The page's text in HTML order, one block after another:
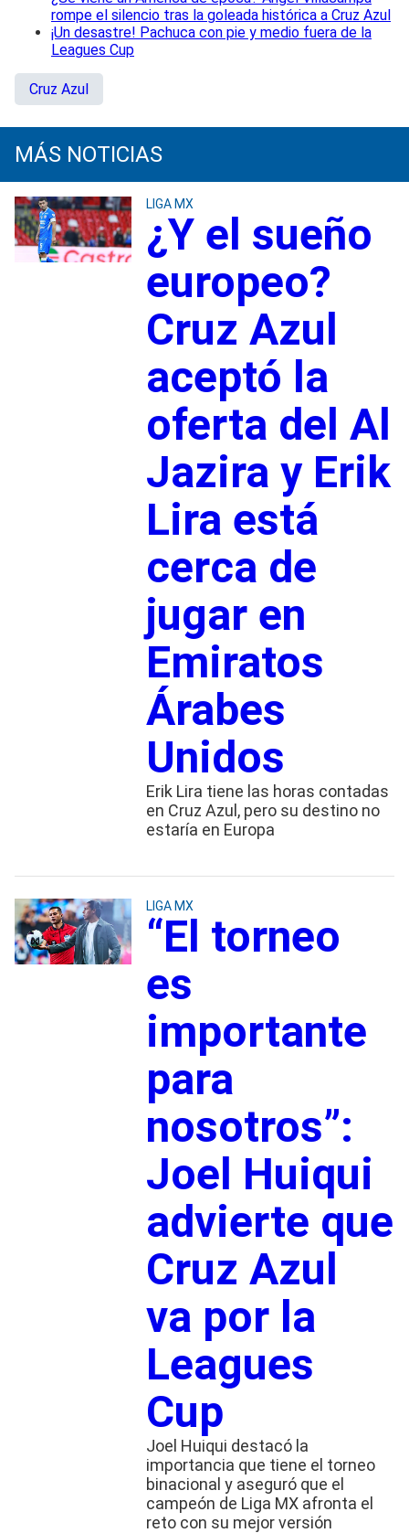
rompe el silencio tras la goleada histórica a Cruz Azul
¡Un desastre! Pachuca con pie y medio fuera de la
Leagues Cup
Cruz Azul
MÁS NOTICIAS
LIGA MX
¿Y el sueño
europeo?
Cruz Azul
aceptó la
oferta del Al
Jazira y Erik
Lira está
cerca de
jugar en
Emiratos
Árabes
Unidos
Erik Lira tiene las horas contadas
en Cruz Azul, pero su destino no
estaría en Europa
LIGA MX
“El torneo
es
importante
para
nosotros”:
Joel Huiqui
advierte que
Cruz Azul
va por la
Leagues
Cup
Joel Huiqui destacó la
importancia que tiene el torneo
binacional y aseguró que el
campeón de Liga MX afronta el
reto con su mejor versión